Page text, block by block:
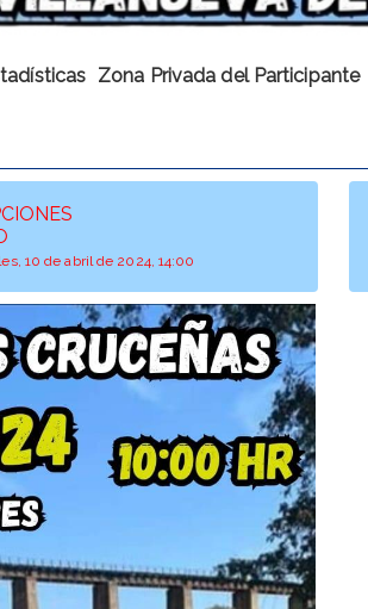
Zona Privada del Participante
10 de abril de 2024, 14:00